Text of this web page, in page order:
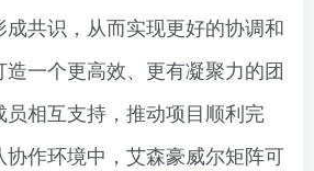
共识，从而实现更好的协调和
一个更高效、更有凝聚力的团
相互支持，推动项目顺利完
作环境中，艾森豪威尔矩阵可